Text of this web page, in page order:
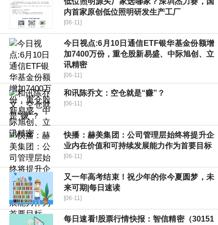
内首家原创低位照明研发生产工厂
[06-11]
今日视点:6月10日通信ETF银华基金份额增
加7400万份，重仓股新易盛、中际旭创、立
讯精密
[06-11]
和讯陈乔文：空仓就是“赚”？
[06-11]
快播：赫美集团：公司管理层始终将提升企
业内在价值和可持续发展能力作为首要目标
[06-11]
又一年高考结束！祝少年的你今夏圆梦，未
来可期|每日速读
[06-11]
每日速看!股票行情快报：智信精密（30151